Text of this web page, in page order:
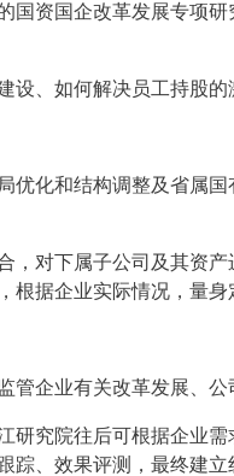
国资国企改革发展专项
设、如何解决员工持股的
优化和结构调整及省属
，对下属子公司及其资
据企业实际情况，量身
管企业有关改革发展、公
研究院往后可根据企业
踪、效果评测，最终建立